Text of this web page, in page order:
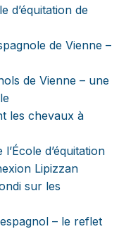
d’équitation de
de Vienne –
de Vienne – une
les chevaux à
d’équitation
Lipizzan
sur les
– le reflet